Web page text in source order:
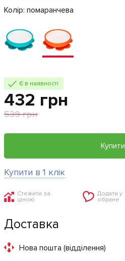
Колір: помаранчева
Є в наявності
432 грн
539 грн
Купити
Купити в 1 клік
Стежити за
ціною
Додати у
обране
Доставка
Нова пошта (відділення)